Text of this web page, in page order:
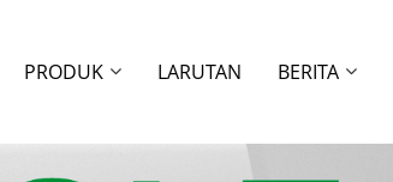
PRODUK LARUTAN BERITA